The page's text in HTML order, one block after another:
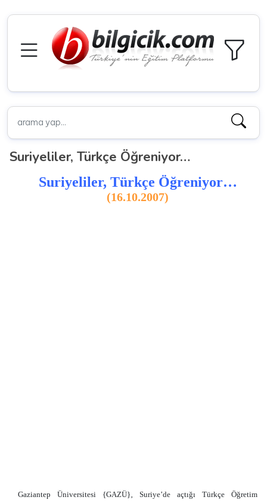
Suriyeliler, Türkçe Öğreniyor…
Suriyeliler, Türkçe Öğreniyor…
(16.10.2007)
Gaziantep Üniversitesi {GAZÜ}‚ Suriye’de açtığı Türkçe Öğretim